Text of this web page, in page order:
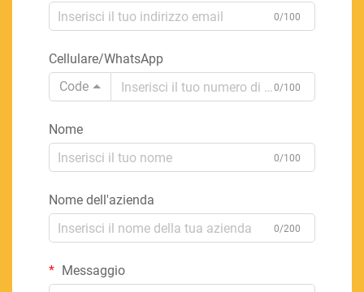
0/100
Cellulare/WhatsApp
Code
0/100
Nome
0/100
Nome dell'azienda
0/200
Messaggio